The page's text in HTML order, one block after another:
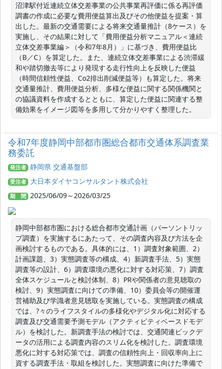
沼津駅付近連続立体交差事業の公共事業再評価に係る再評価
調書の作成に必要な費用便益算出及びその他便益を提案・算
出した。最新の交通需要による将来交通量推計（8ケース）を
実施し、その結果に対して「費用便益分析マニュアル＜連続
立体交差事業編＞（令和7年8月）」に基づき、費用便益比
（B／C）を算定した。また、連続立体交差事業による渋滞緩
和や踏切撤去等により発現する走行性向上を反映した便益
（時間信頼性便益、Co2排出削減便益等）も算定した。将来
交通量推計、費用便益分析、多様な便益に関する関係機関と
の協議資料を作成するとともに、算定した便益に関連する整
備効果をイメージ図等を多用して分かりやすく整理した。
令和7年度静岡中部都市圏総合都市交通体系調査業
務委託
発注者 静岡県 交通基盤部
受注者 大日本ダイヤコンサルタント株式会社
期 間 2025/06/09～2026/03/25
静岡中部都市圏における総合都市交通計画（パーソントリッ
プ調査）を実施するにあたって、その調査内容及び方法を企
画検討するものである。具体的には、1）調査対象範囲、2）
計画課題、3）実態調査等の構成、4）新調査手法、5）実態
調査等の設計、6）調査環境の悪化に対する対応策、7）調査
全体スケジュールと検討体制、8）PRや関係者の意見聴取の
検討、9）実態調査に向けての準備、10）委員会等の開催運
営補助及び学識者意見聴取を実施している。実態調査の構成
では、?々のライフスタイルの多様化やデジタル化に対応する
調査及び交通需要予測モデル（アクティビティベースドモデ
ル）を検討した。新調査手法の検討では、交通関連ビックデ
ータの活用による調査内容のスリム化を検討した。調査環境
悪化に対する対応策では、調査の信頼性向上・回収率向上に
資する調査手法・取組を検討した。実態調査に向けた準備で